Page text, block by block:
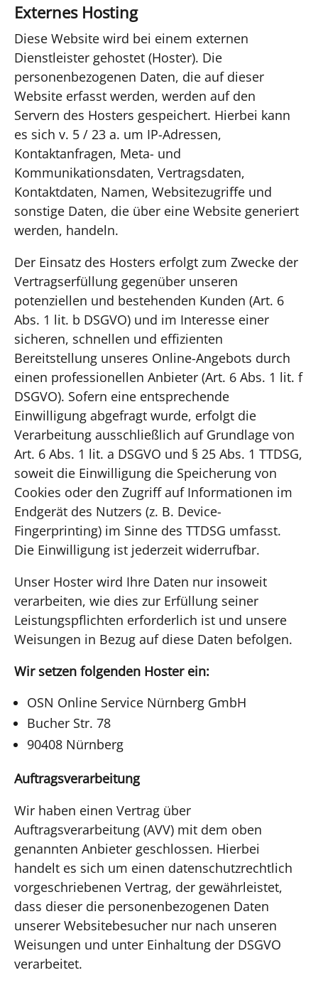
Externes Hosting
Diese Website wird bei einem externen
Dienstleister gehostet (Hoster). Die
personenbezogenen Daten, die auf dieser
Website erfasst werden, werden auf den
Servern des Hosters gespeichert. Hierbei kann
es sich v. 5 / 23 a. um IP-Adressen,
Kontaktanfragen, Meta- und
Kommunikationsdaten, Vertragsdaten,
Kontaktdaten, Namen, Websitezugriffe und
sonstige Daten, die über eine Website generiert
werden, handeln.
Der Einsatz des Hosters erfolgt zum Zwecke der
Vertragserfüllung gegenüber unseren
potenziellen und bestehenden Kunden (Art. 6
Abs. 1 lit. b DSGVO) und im Interesse einer
sicheren, schnellen und effizienten
Bereitstellung unseres Online-Angebots durch
einen professionellen Anbieter (Art. 6 Abs. 1 lit. f
DSGVO). Sofern eine entsprechende
Einwilligung abgefragt wurde, erfolgt die
Verarbeitung ausschließlich auf Grundlage von
Art. 6 Abs. 1 lit. a DSGVO und § 25 Abs. 1 TTDSG,
soweit die Einwilligung die Speicherung von
Cookies oder den Zugriff auf Informationen im
Endgerät des Nutzers (z. B. Device-
Fingerprinting) im Sinne des TTDSG umfasst.
Die Einwilligung ist jederzeit widerrufbar.
Unser Hoster wird Ihre Daten nur insoweit
verarbeiten, wie dies zur Erfüllung seiner
Leistungspflichten erforderlich ist und unsere
Weisungen in Bezug auf diese Daten befolgen.
Wir setzen folgenden Hoster ein:
OSN Online Service Nürnberg GmbH
Bucher Str. 78
90408 Nürnberg
Auftragsverarbeitung
Wir haben einen Vertrag über
Auftragsverarbeitung (AVV) mit dem oben
genannten Anbieter geschlossen. Hierbei
handelt es sich um einen datenschutzrechtlich
vorgeschriebenen Vertrag, der gewährleistet,
dass dieser die personenbezogenen Daten
unserer Websitebesucher nur nach unseren
Weisungen und unter Einhaltung der DSGVO
verarbeitet.